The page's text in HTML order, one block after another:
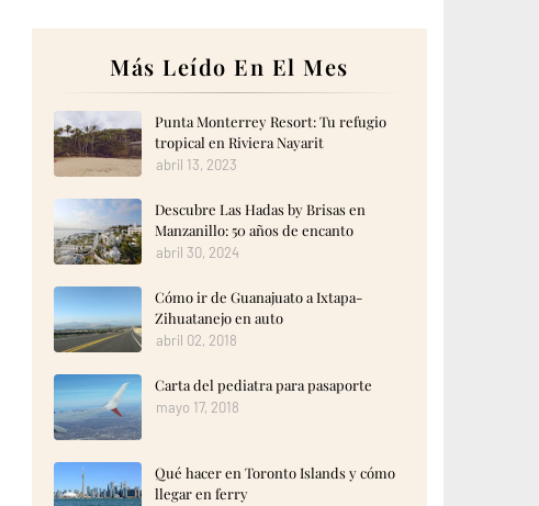
Más Leído En El Mes
Punta Monterrey Resort: Tu refugio
tropical en Riviera Nayarit
abril 13, 2023
Descubre Las Hadas by Brisas en
Manzanillo: 50 años de encanto
abril 30, 2024
Cómo ir de Guanajuato a Ixtapa-
Zihuatanejo en auto
abril 02, 2018
Carta del pediatra para pasaporte
mayo 17, 2018
Qué hacer en Toronto Islands y cómo
llegar en ferry